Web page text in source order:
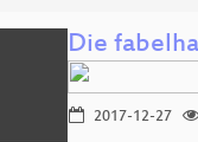
Die
2017-12-27